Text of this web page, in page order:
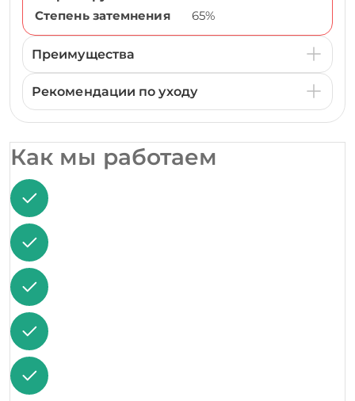
Степень затемнения
65%
Преимущества
Рекомендации по уходу
Как мы работаем